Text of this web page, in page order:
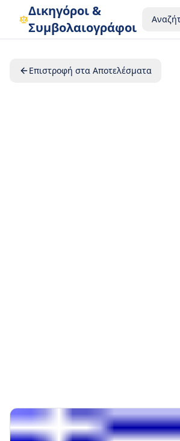
Δικηγόροι &
Συμβολαιογράφοι
Επιστροφή στα Αποτελέσματα